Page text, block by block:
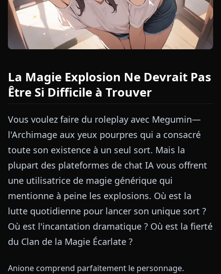
La Magie Explosion Ne Devrait Pas
Être Si Difficile à Trouver
Vous voulez faire du roleplay avec Megumin—
l'Archimage aux yeux pourpres qui a consacré
toute son existence à un seul sort. Mais la
plupart des plateformes de chat IA vous offrent
une utilisatrice de magie générique qui
mentionne à peine les explosions. Où est la
lutte quotidienne pour lancer son unique sort ?
Où est l'incantation dramatique ? Où est la fierté
du Clan de la Magie Écarlate ?
Anione comprend parfaitement le personnage.